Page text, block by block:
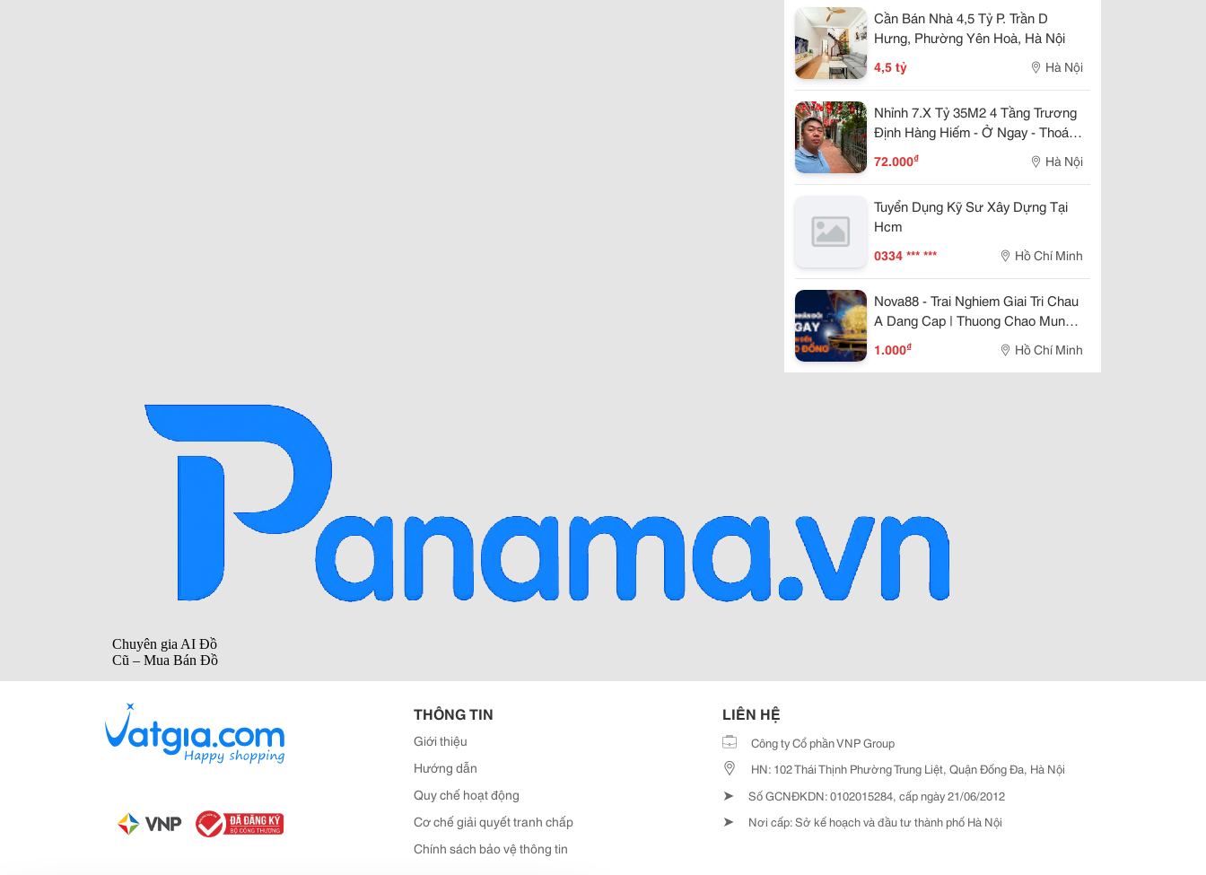
Cần Bán Nhà 4,5 Tỷ P. Trần D
Hưng, Phường Yên Hoà, Hà Nội
4,5 tỷ Hà Nội
Nhỉnh 7.X Tỷ 35M2 4 Tầng Trương
Định Hàng Hiếm - Ở Ngay - Thoáng
Trước Sau. Sổ Đỏ Cất Két
72.000₫ Hà Nội
Tuyển Dụng Kỹ Sư Xây Dựng Tại
Hcm
0334 *** *** Hồ Chí Minh
Nova88 - Trai Nghiem Giai Tri Chau
A Dang Cap | Thuong Chao Mung
1.000₫ Hồ Chí Minh
THÔNG TIN
Giới thiệu
Hướng dẫn
Quy chế hoạt động
Cơ chế giải quyết tranh chấp
Chính sách bảo vệ thông tin
LIÊN HỆ
Công ty Cổ phần VNP Group
HN: 102 Thái Thịnh Phường Trung Liệt, Quận Đống Đa, Hà Nội
➤ Số GCNĐKDN: 0102015284, cấp ngày 21/06/2012
➤ Nơi cấp: Sở kế hoạch và đầu tư thành phố Hà Nội